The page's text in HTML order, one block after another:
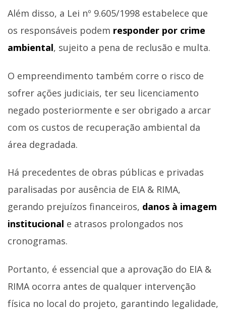
Além disso, a Lei nº 9.605/1998 estabelece que
os responsáveis podem responder por crime
ambiental, sujeito a pena de reclusão e multa.
O empreendimento também corre o risco de
sofrer ações judiciais, ter seu licenciamento
negado posteriormente e ser obrigado a arcar
com os custos de recuperação ambiental da
área degradada.
Há precedentes de obras públicas e privadas
paralisadas por ausência de EIA & RIMA,
gerando prejuízos financeiros, danos à imagem
institucional e atrasos prolongados nos
cronogramas.
Portanto, é essencial que a aprovação do EIA &
RIMA ocorra antes de qualquer intervenção
física no local do projeto, garantindo legalidade,